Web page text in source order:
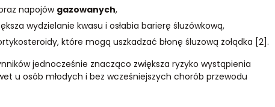
napojów gazowanych,
wydzielanie kwasu i osłabia barierę śluzówkową,
które mogą uszkadzać błonę śluzową żołądka [2].
jednocześnie znacząco zwiększa ryzyko wystąpienia
u osób młodych i bez wcześniejszych chorób przewodu